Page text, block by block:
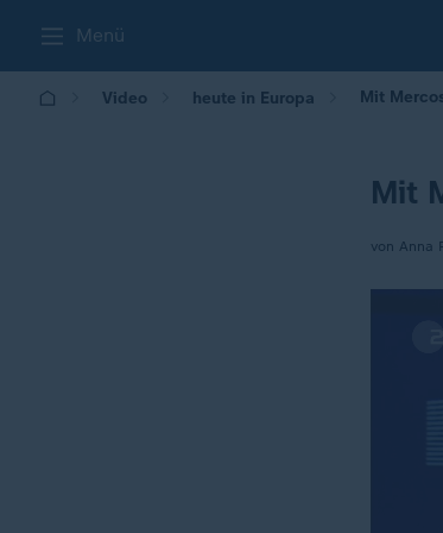
Menü
Video heute in Europa Mit
Mit
von Anna